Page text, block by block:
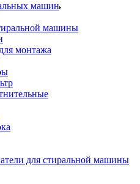
машин
машины
монтажа
для стиральной машины